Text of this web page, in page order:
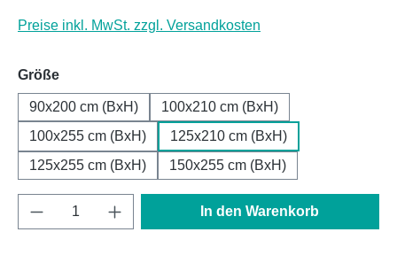
Preise inkl. MwSt. zzgl. Versandkosten
Größeauswählen
90x200 cm (BxH)
100x210 cm (BxH)
100x255 cm (BxH)
125x210 cm (BxH)
125x255 cm (BxH)
150x255 cm (BxH)
Produkt Anzahl: Gib den gewünschten
In den Warenkorb